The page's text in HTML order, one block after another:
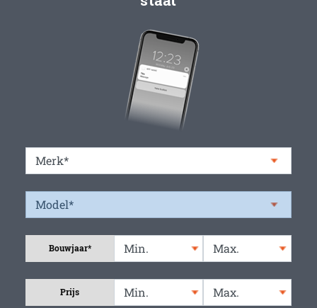
Bouwjaar*
Prijs